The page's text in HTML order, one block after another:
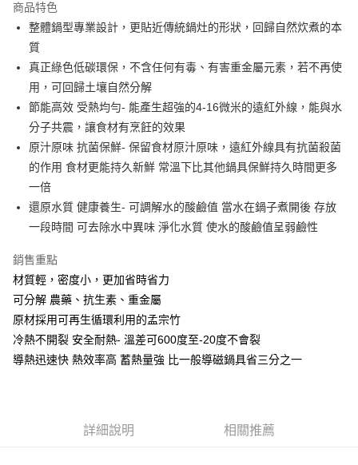
合作金庫商業銀行
華南商業銀行
彰化商業銀行
上海商業儲蓄銀行
國泰世華商業銀行
兆豐國際商業銀行
臺灣中小企業銀行
匯豐（台灣）商業銀行
華泰商業銀行
聯邦商業銀行
遠東國際商業銀行
元大商業銀行
玉山商業銀行
星展（台灣）商業銀行
台新國際商業銀行
中國信託商業銀行
台灣樂天信用卡公司
6 期 0 利率 每期
華南商業銀行
上海商業儲蓄銀行
台北富邦商業銀行
國泰世華商業銀行
臺灣中小企業銀行
台中商業銀行
匯豐（台灣）商業銀行
聯邦商業銀行
遠東國際商業銀行
元大商業銀行
永豐商業銀行
玉山商業銀行
星展（台灣）商業銀行
台新國際商業銀行
台灣樂天信用卡公司
12 期 0 利率 每期 NT$281 21家銀行
合作金庫商業銀行
第一商業銀行
上海商業儲蓄銀行
國泰世華商業銀行
兆豐國際商業銀行
臺灣中小企業銀行
匯豐（台灣）商業銀行
華泰商業銀行
聯邦商業銀行
遠東國際商業銀行
元大商業銀行
玉山商業銀行
台新國際商業銀行
中國信託商業銀行
台灣樂天信用卡公司
LINE Pay
Apple Pay
街口支付
悠遊付
Google Pay
全盈+PAY
相關說明
【關於「AFTEE先享後付」】
AFTEE先享後付是「在收到商品之後才付款」的支付方式。 讓您購物簡單
１．簡單：不需註冊會員、不需綁卡、不需儲值。
２．便利：只要手機號碼，簡訊認證，即可結帳。
３．安心：先確認商品／服務後，再付款。
２．訂單成立數日內，您將收到繳費通知簡訊。
３．收到繳費通知簡訊後14天內，點擊此簡訊中的連結，可透過四大超商／
貨到付款
運送方式
滿$1000元含以上
每筆NT$200，滿NT$4,000(含以上)免運費
商品特色
整體鍋型專業設計，更貼近傳統鍋灶的形狀，回歸自然炊煮的本
質
真正綠色低碳環保，不含任何有毒、有害重金屬元素，若不再使
用，可回歸土壤自然分解
節能高效 受熱均勻- 能產生超強的4-16微米的遠紅外線，能與水
分子共震，讓食材有烹飪的效果
原汁原味 抗菌保鮮- 保留食材原汁原味，遠紅外線具有抗菌殺菌
的作用 食材更能持久新鮮 常溫下比其他鍋具保鮮持久時間更多
一倍
還原水質 健康養生- 可調解水的酸鹼值 當水在鍋子煮開後 存放
一段時間 可去除水中異味 淨化水質 使水的酸鹼值呈弱鹼性
銷售重點
材質輕，密度小，更加省時省力
可分解 農藥、抗生素、重金屬
原材採用可再生循環利用的孟宗竹
冷熱不開裂 安全耐熱- 溫差可600度至-20度不會裂
導熱迅速快 熱效率高 蓄熱量強 比一般導磁鍋具省三分之一
詳細說明 相關推薦